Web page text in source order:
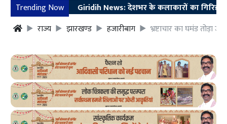
Trending NowGiridih News: देशभर के कलाकारों का गिरिडीह में जुटान,
राज्य
झारखण्ड हजारीबाग भ्रष्टाचार का घमंड